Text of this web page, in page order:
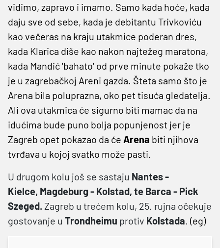
vidimo, zapravo i imamo. Samo kada hoće, kada
daju sve od sebe, kada je debitantu Trivkoviću
kao večeras na kraju utakmice poderan dres,
kada Klarica diše kao nakon najtežeg maratona,
kada Mandić 'bahato' od prve minute pokaže tko
je u zagrebačkoj Areni gazda. Šteta samo što je
Arena bila poluprazna, oko pet tisuća gledatelja.
Ali ova utakmica će sigurno biti mamac da na
idućima bude puno bolja popunjenost jer je
Zagreb opet pokazao da će Arena biti njihova
tvrđava u kojoj svatko može pasti.
U drugom kolu još se sastaju Nantes -
Kielce, Magdeburg - Kolstad, te Barca - Pick
Szeged. Zagreb u trećem kolu, 25. rujna očekuje
gostovanje u Trondheimu protiv Kolstada. (eg)